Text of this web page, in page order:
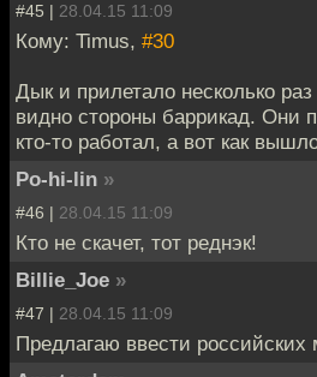
#45 | 28.04.15 11:09
Кому: Timus, #30
Дык и прилетало несколько
видно стороны баррикад. Они
кто-то работал, а вот как
Po-hi-lin »
#46 | 28.04.15 11:09
Кто не скачет, тот реднэк!
Billie_Joe »
#47 | 28.04.15 11:09
Предлагаю ввести российских